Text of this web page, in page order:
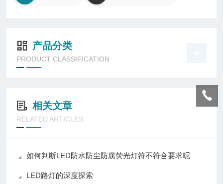
产品分类
PRODUCT CLASSIFICATION
相关文章
RELATED ARTICLES
如何判断LED防水防尘防腐荧光灯符不符合要求呢
LED路灯的深度探索